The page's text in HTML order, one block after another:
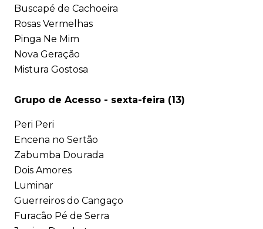
Buscapé de Cachoeira
Rosas Vermelhas
Pinga Ne Mim
Nova Geração
Mistura Gostosa
Grupo de Acesso - sexta-feira (13)
Peri Peri
Encena no Sertão
Zabumba Dourada
Dois Amores
Luminar
Guerreiros do Cangaço
Furacão Pé de Serra